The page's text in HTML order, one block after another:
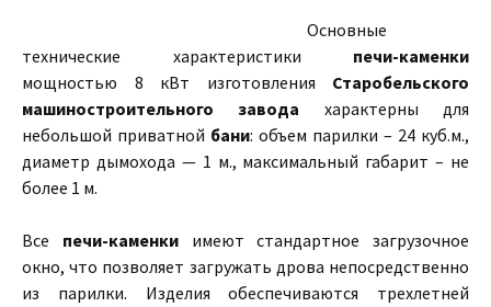
Основные
технические характеристики печи-каменки
мощностью 8 кВт изготовления Старобельского
машиностроительного завода характерны для
небольшой приватной бани: объем парилки – 24 куб.м.,
диаметр дымохода — 1 м., максимальный габарит – не
более 1 м.
Все печи-каменкиимеют стандартное загрузочное
окно, что позволяет загружать дрова непосредственно
из парилки. Изделия обеспечиваются трехлетней